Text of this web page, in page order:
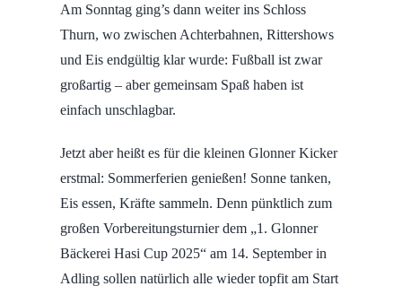
Am Sonntag ging’s dann weiter ins Schloss
Thurn, wo zwischen Achterbahnen, Rittershows
und Eis endgültig klar wurde: Fußball ist zwar
großartig – aber gemeinsam Spaß haben ist
einfach unschlagbar.
Jetzt aber heißt es für die kleinen Glonner Kicker
erstmal: Sommerferien genießen! Sonne tanken,
Eis essen, Kräfte sammeln. Denn pünktlich zum
großen Vorbereitungsturnier dem „1. Glonner
Bäckerei Hasi Cup 2025“ am 14. September in
Adling sollen natürlich alle wieder topfit am Start